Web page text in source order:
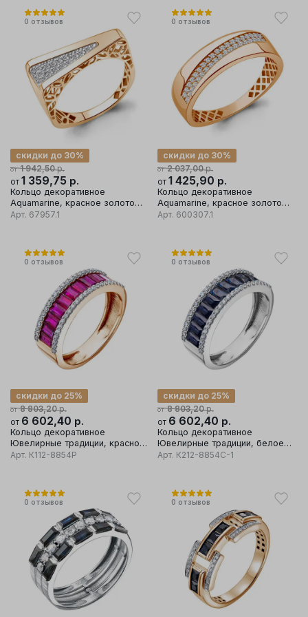
0 отзывов
от 1 942,50р.
скидки до 30%
от 1 359,75 р.
Кольцо декоративное
Aquamarine, красное золото
585 проба, вставка фианит
Арт. 67957.1
0 отзывов
от 2 037,00р.
скидки до 30%
от 1 425,90 р.
Кольцо декоративное
Aquamarine, красное золото
585 проба, вставка фианит
Арт. 600307.1
0 отзывов
от 8 803,20р.
скидки до 25%
от 6 602,40 р.
Кольцо декоративное
Ювелирные традиции, красное
золото 585 проба, вставка
Арт. К112-8854Р
0 отзывов
от 8 803,20р.
скидки до 25%
от 6 602,40 р.
Кольцо декоративное
Ювелирные традиции, белое
золото 585 проба, вставка
Арт. К212-8854С-1
0 отзывов 0 отзывов